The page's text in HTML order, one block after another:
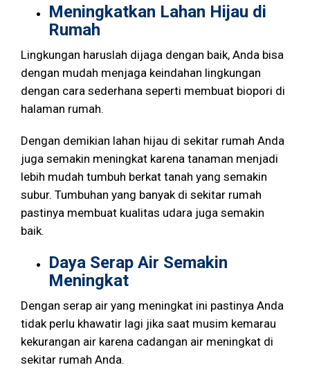
Meningkatkan Lahan Hijau di
Rumah
Lingkungan haruslah dijaga dengan baik, Anda bisa
dengan mudah menjaga keindahan lingkungan
dengan cara sederhana seperti membuat biopori di
halaman rumah.
Dengan demikian lahan hijau di sekitar rumah Anda
juga semakin meningkat karena tanaman menjadi
lebih mudah tumbuh berkat tanah yang semakin
subur. Tumbuhan yang banyak di sekitar rumah
pastinya membuat kualitas udara juga semakin
baik.
Daya Serap Air Semakin
Meningkat
Dengan serap air yang meningkat ini pastinya Anda
tidak perlu khawatir lagi jika saat musim kemarau
kekurangan air karena cadangan air meningkat di
sekitar rumah Anda.